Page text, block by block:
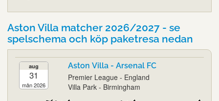
Aston Villa matcher 2026/2027 - se
spelschema och köp paketresa nedan
aug
31
mån 2026
Aston Villa - Arsenal FC
Premier League - England
Villa Park - Birmingham